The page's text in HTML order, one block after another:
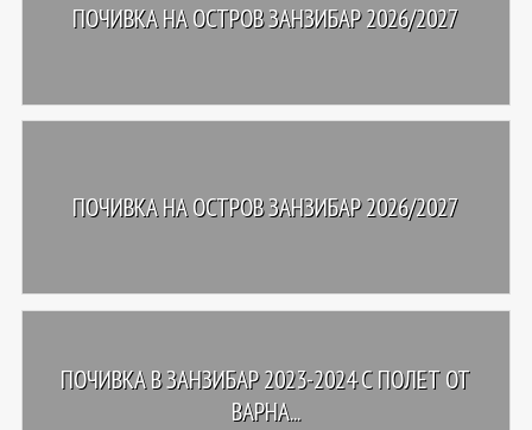
ПОЧИВКА НА ОСТРОВ ЗАНЗИБАР 2026/2027
ПОЧИВКА НА ОСТРОВ ЗАНЗИБАР 2026/2027
ПОЧИВКА В ЗАНЗИБАР 2023-2024 С ПОЛЕТ ОТ
ВАРНА...